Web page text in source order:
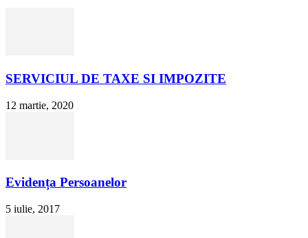
SERVICIUL DE TAXE SI IMPOZITE
12 martie, 2020
Evidența Persoanelor
5 iulie, 2017